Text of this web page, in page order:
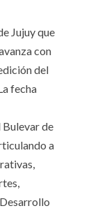
Jujuy que
con
del
fecha
de
a